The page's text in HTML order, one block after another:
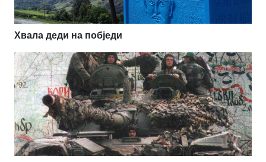
Хвала деди на побједи